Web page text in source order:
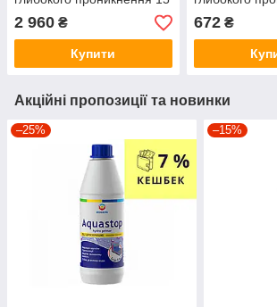
кг
2 960 ₴
Купити
л
672₴
Акційні пропозиції та новинки
–25% –15%